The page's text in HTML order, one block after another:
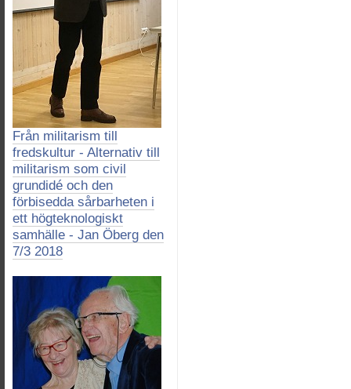
Från militarism till
fredskultur - Alternativ till
militarism som civil
grundidé och den
förbisedda sårbarheten i
ett högteknologiskt
samhälle - Jan Öberg den
7/3 2018